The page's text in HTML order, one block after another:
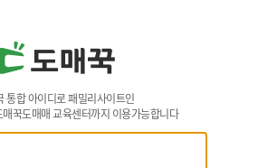
통합 아이디로 패밀리사이트인
매꾹도매매 교육센터까지 이용가능합니다